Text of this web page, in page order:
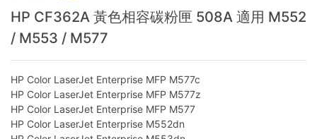
HP CF362A 黃色相容碳粉匣 508A 適用 M552
/ M553 / M577
HP Color LaserJet Enterprise MFP M577c
HP Color LaserJet Enterprise MFP M577z
HP Color LaserJet Enterprise MFP M577
HP Color LaserJet Enterprise M552dn